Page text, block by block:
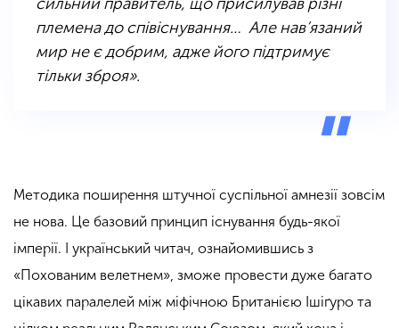
племена до співіснування… Але нав’язаний
мир не є добрим, адже його підтримує
тільки зброя».
Методика поширення штучної суспільної амнезії зовсім
не нова. Це базовий принцип існування будь-якої
імперії. І український читач, ознайомившись з
«Похованим велетнем», зможе провести дуже багато
цікавих паралелей між міфічною Британією Ішіґуро та